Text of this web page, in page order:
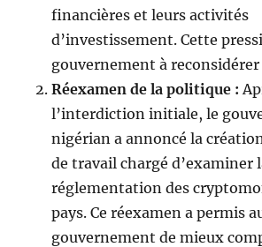
financières et leurs activités
d’investissement. Cette
gouvernement à
Réexamen de la politique :
l’interdiction initiale, le
nigérian a annoncé la
de travail chargé d’examiner
réglementation des
pays. Ce réexamen a permis
gouvernement de mieux